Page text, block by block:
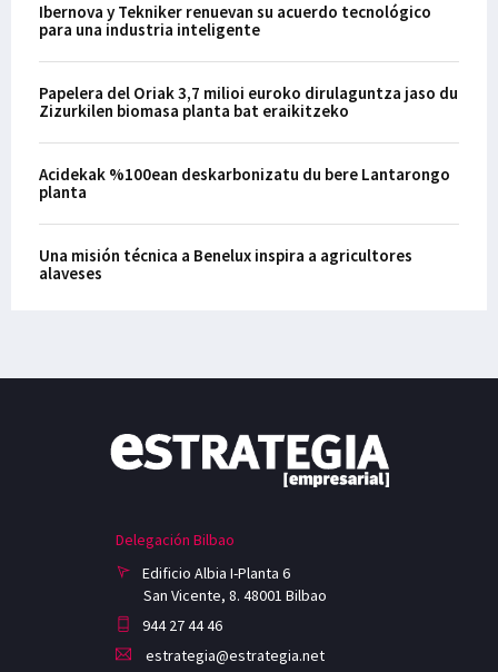
Ibernova y Tekniker renuevan su acuerdo tecnológico
para una industria inteligente
Papelera del Oriak 3,7 milioi euroko dirulaguntza jaso du
Zizurkilen biomasa planta bat eraikitzeko
Acidekak %100ean deskarbonizatu du bere Lantarongo
planta
Una misión técnica a Benelux inspira a agricultores
alaveses
Delegación Bilbao
Edificio Albia I-Planta 6
San Vicente, 8. 48001 Bilbao
944 27 44 46
estrategia@estrategia.net